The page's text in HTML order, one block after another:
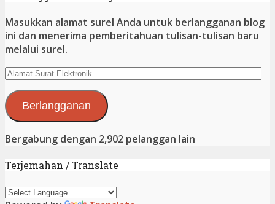
Masukkan alamat surel Anda untuk berlangganan blog
ini dan menerima pemberitahuan tulisan-tulisan baru
melalui surel.
Alamat
Elektronik
Berlangganan
Bergabung dengan 2,902 pelanggan lain
Terjemahan / Translate